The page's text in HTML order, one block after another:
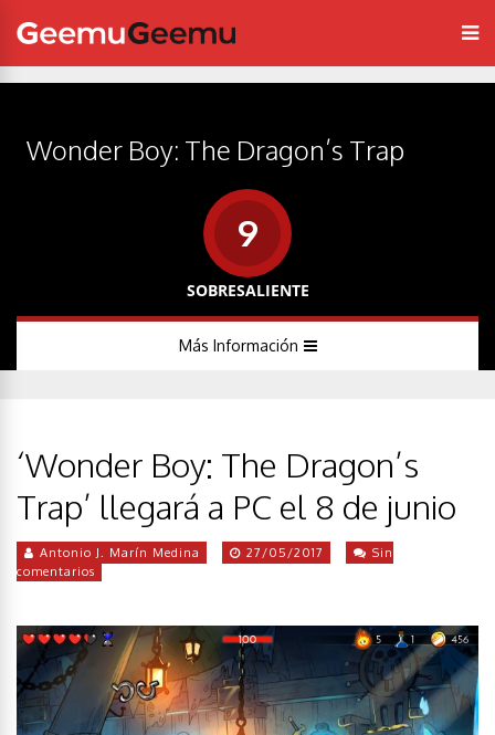
Wonder Boy: The Dragon’s Trap
9
SOBRESALIENTE
Más Información
‘Wonder Boy: The Dragon’s
Trap’ llegará a PC el 8 de junio
Antonio J. Marín Medina 27/05/2017
Sin
comentarios